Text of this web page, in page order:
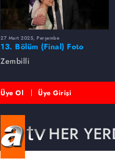
27 Mart 2025, Perşembe
13. Bölüm (Final) Foto
Galeri
Zembilli
Üye Ol Üye Girişi
HER